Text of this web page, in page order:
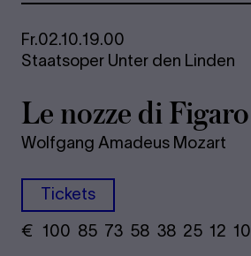
Fr.02.10.19.00
Staatsoper Unter den Linden
Le nozze di Fi­ga­ro
Wolfgang Amadeus Mozart
Tickets
€ ​ 100 85 73​ 58 38 25​ 12 10